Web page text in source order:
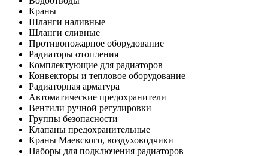
Краны
Шланги наливные
Шланги сливные
Противопожарное оборудование
Радиаторы отопления
Комплектующие для радиаторов
Конвекторы и тепловое оборудование
Радиаторная арматура
Автоматические предохранители
Вентили ручной регулировки
Группы безопасности
Клапаны предохранительные
Краны Маевского, воздуховодчики
Наборы для подключения радиаторов